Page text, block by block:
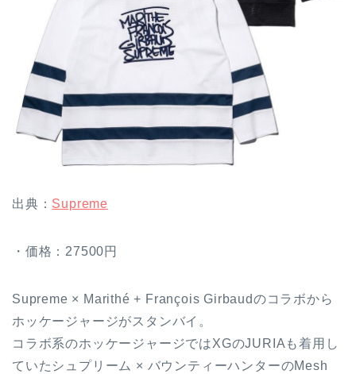
出典： Supreme
・価格：27500円
Supreme × Marithé + François Girbaudのコラボから
ホッケージャージがスタンバイ。
コラボ系のホッケージャージではXGのJURIAも着用し
ていたシュプリーム × バウンティーハンターのMesh